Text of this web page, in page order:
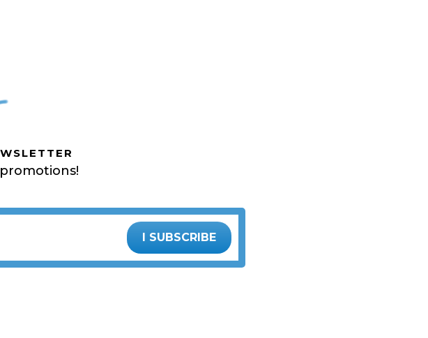
I SUBSCRIBE